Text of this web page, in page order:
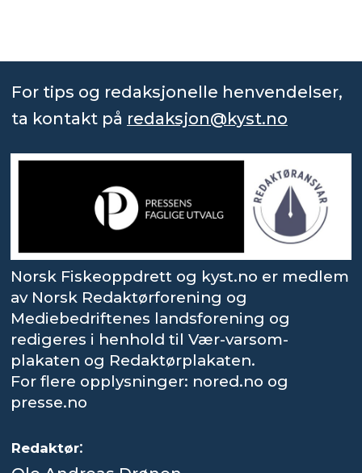
For tips og redaksjonelle henvendelser,
ta kontakt på redaksjon@kyst.no
Norsk Fiskeoppdrett og kyst.no er medlem
av Norsk Redaktørforening og
Mediebedriftenes landsforening og
redigeres i henhold til Vær-varsom-
plakaten og Redaktørplakaten.
For flere opplysninger: nored.no og
presse.no
Redaktør: